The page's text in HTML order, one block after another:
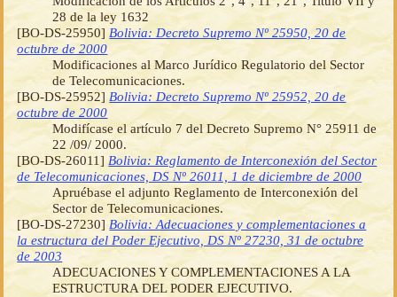
28 de la ley 1632
[BO-DS-25950] Bolivia: Decreto Supremo Nº 25950, 20 de
octubre de 2000
Modificaciones al Marco Jurídico Regulatorio del Sector
de Telecomunicaciones.
[BO-DS-25952]Bolivia: Decreto Supremo Nº 25952, 20 de
octubre de 2000
Modifícase el artículo 7 del Decreto Supremo N° 25911 de
22 /09/ 2000.
[BO-DS-26011] Bolivia: Reglamento de Interconexión del Sector
de Telecomunicaciones, DS Nº 26011, 1 de diciembre de 2000
Apruébase el adjunto Reglamento de Interconexión del
Sector de Telecomunicaciones.
[BO-DS-27230] Bolivia: Adecuaciones y complementaciones a
la estructura del Poder Ejecutivo, DS Nº 27230, 31 de octubre
de 2003
ADECUACIONES Y COMPLEMENTACIONES A LA
ESTRUCTURA DEL PODER EJECUTIVO.